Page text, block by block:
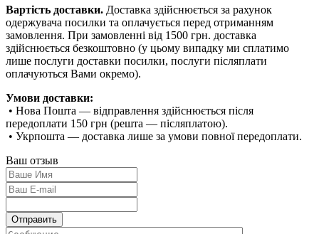
Вартість доставки. Доставка здійснюється за рахунок
одержувача посилки та оплачується перед отриманням
замовлення. При замовленні від 1500 грн. доставка
здійснюється безкоштовно (у цьому випадку ми сплатимо
лише послуги доставки посилки, послуги післяплати
оплачуються Вами окремо).
Умови доставки:
• Нова Пошта — відправлення здійснюється після
передоплати 150 грн (решта — післяплатою).
• Укрпошта — доставка лише за умови повної передоплати.
Ваш отзыв